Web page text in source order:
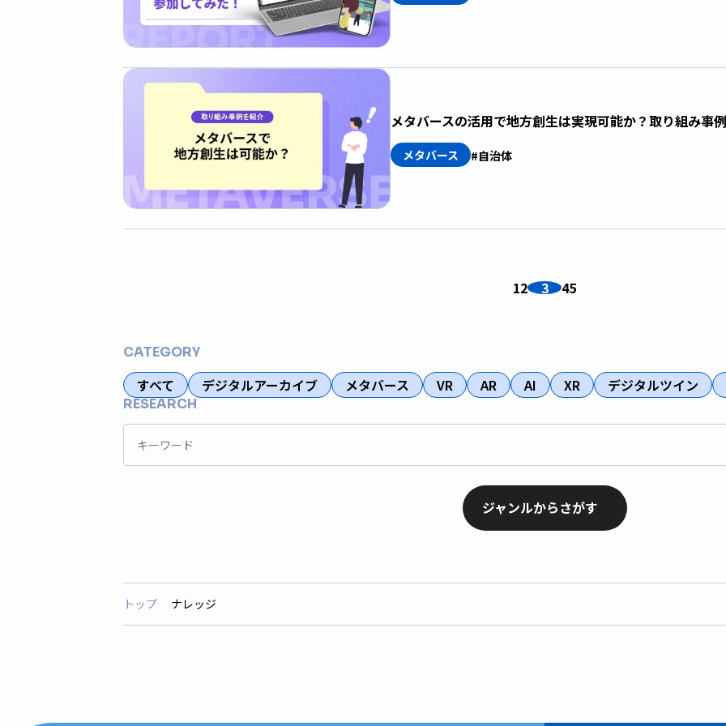
メタバースの活用で地方創生は実現可能か？取り組み事
メタバース #自治体
12 3 45
CATEGORY
すべて デジタルアーカイブ メタバース VR AR AI XR デジタルツイン
RESEARCH
ジャンルからさがす
トップ ナレッジ